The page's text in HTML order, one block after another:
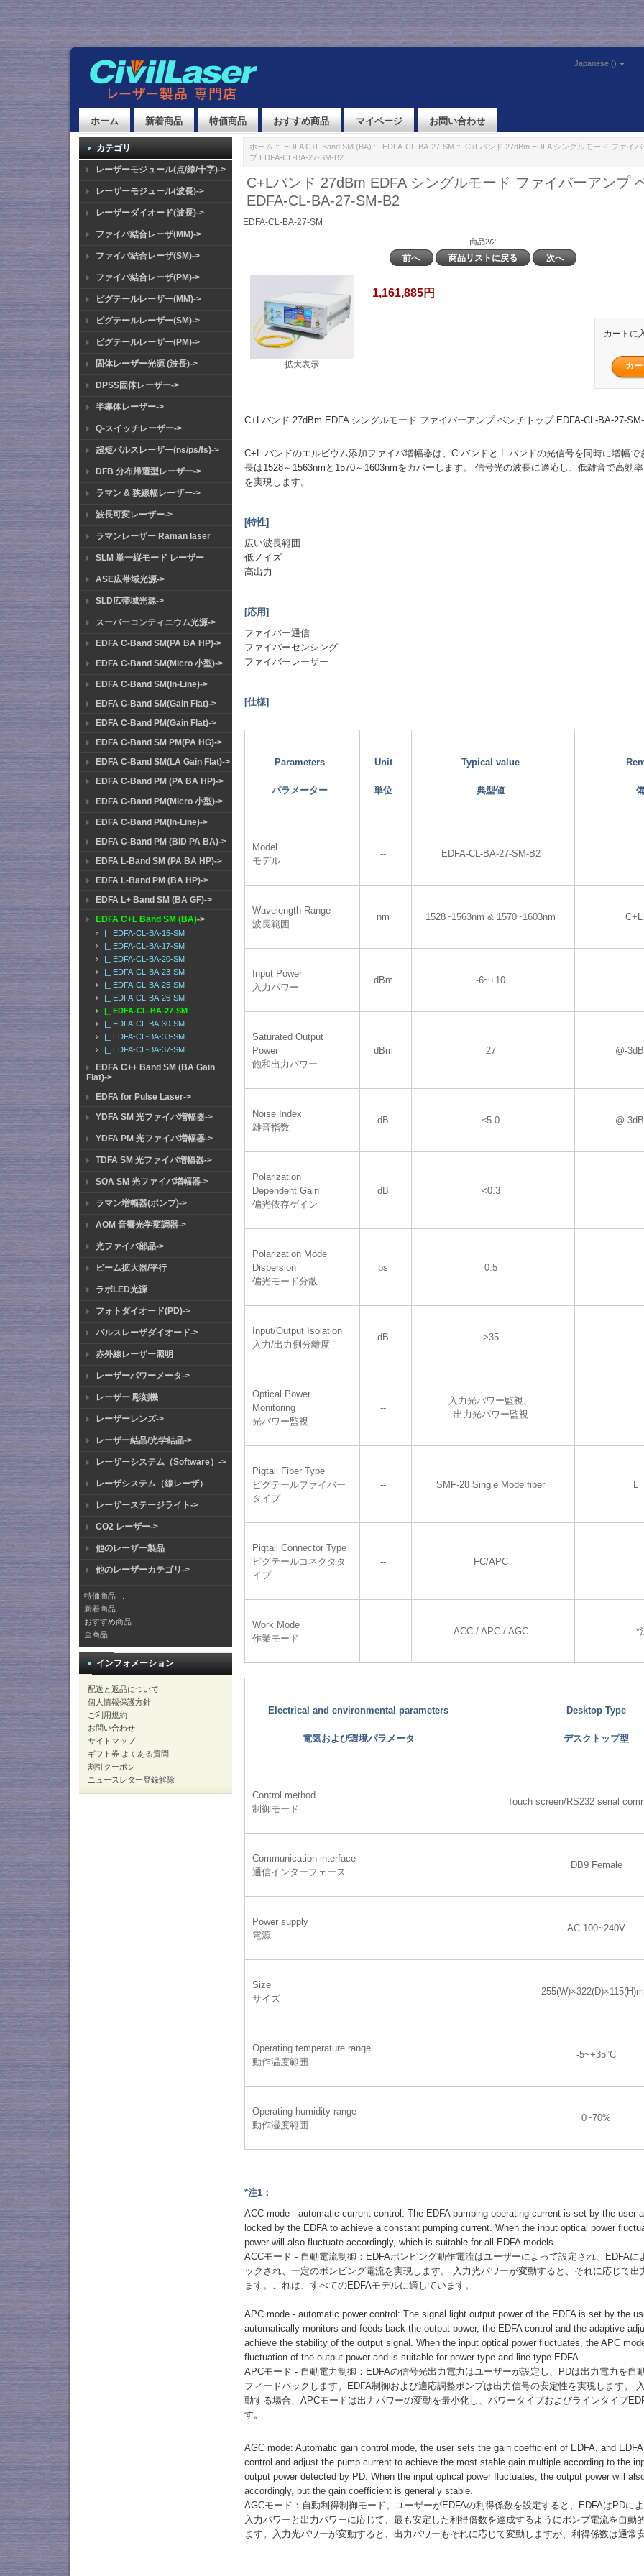
Japanese ()
ホーム 新着商品 特価商品 おすすめ商品 マイページ お問い合わせ
カテゴリ
レーザーモジュール(点/線/十字)->
レーザーモジュール(波長)->
レーザーダイオード(波長)->
ファイバ結合レーザ(MM)->
ファイバ結合レーザ(SM)->
ファイバ結合レーザ(PM)->
ピグテールレーザー(MM)->
ピグテールレーザー(SM)->
ピグテールレーザー(PM)->
固体レーザー光源 (波長)->
DPSS固体レーザー->
半導体レーザー->
Q-スイッチレーザー->
超短パルスレーザー(ns/ps/fs)->
DFB 分布帰還型レーザー->
ラマン & 狭線幅レーザー->
波長可変レーザー->
ラマンレーザー Raman laser
SLM 単一縦モード レーザー
ASE広帯域光源->
SLD広帯域光源->
スーパーコンティニウム光源->
EDFA C-Band SM(PA BA HP)->
EDFA C-Band SM(Micro 小型)->
EDFA C-Band SM(In-Line)->
EDFA C-Band SM(Gain Flat)->
EDFA C-Band PM(Gain Flat)->
EDFA C-Band SM PM(PA HG)->
EDFA C-Band SM(LA Gain Flat)->
EDFA C-Band PM (PA BA HP)->
EDFA C-Band PM(Micro 小型)->
EDFA C-Band PM(In-Line)->
EDFA C-Band PM (BiD PA BA)->
EDFA L-Band SM (PA BA HP)->
EDFA L-Band PM (BA HP)->
EDFA L+ Band SM (BA GF)->
EDFA C+L Band SM (BA)->
|_ EDFA-CL-BA-15-SM
|_ EDFA-CL-BA-17-SM
|_ EDFA-CL-BA-20-SM
|_ EDFA-CL-BA-23-SM
|_ EDFA-CL-BA-25-SM
|_ EDFA-CL-BA-26-SM
|_ EDFA-CL-BA-27-SM
|_ EDFA-CL-BA-30-SM
|_ EDFA-CL-BA-33-SM
|_ EDFA-CL-BA-37-SM
EDFA C++ Band SM (BA Gain
Flat)->
EDFA for Pulse Laser->
YDFA SM 光ファイバ増幅器->
YDFA PM 光ファイバ増幅器->
TDFA SM 光ファイバ増幅器->
SOA SM 光ファイバ増幅器->
ラマン増幅器(ポンプ)->
AOM 音響光学変調器->
光ファイバ部品->
ビーム拡大器/平行
ラボLED光源
フォトダイオード(PD)->
パルスレーザダイオード->
赤外線レーザー照明
レーザーパワーメータ->
レーザー 彫刻機
レーザーレンズ->
レーザー結晶/光学結晶->
レーザーシステム（Software）->
レーザシステム（線レーザ）
レーザーステージライト->
CO2 レーザー->
他のレーザー製品
他のレーザーカテゴリ->
特価商品 ...
新着商品...
おすすめ商品...
全商品...
インフォメーション
配送と返品について
個人情報保護方針
ご利用規約
お問い合わせ
サイトマップ
ギフト券 よくある質問
割引クーポン
ニュースレター登録解除
ホーム :: EDFA C+L Band SM (BA) :: EDFA-CL-BA-27-SM :: C+Lバンド 27dBm EDFA シングルモード ファイ
プ EDFA-CL-BA-27-SM-B2
C+Lバンド 27dBm EDFA シングルモード ファイバーアンプ
EDFA-CL-BA-27-SM-B2
EDFA-CL-BA-27-SM
商品2/2
前へ 商品リストに戻る 次へ
拡大表示
1,161,885円
カートに
C+Lバンド 27dBm EDFA シングルモード ファイバーアンプ ベンチトップ EDFA-CL-BA-27-
C+L バンドのエルビウム添加ファイバ増幅器は、C バンドと L バンドの光信号を同時に増幅で
長は1528～1563nmと1570～1603nmをカバーします。 信号光の波長に適応し、低雑音で高効
を実現します。
[特性]
広い波長範囲
低ノイズ
高出力
[応用]
ファイバー通信
ファイバーセンシング
ファイバーレーザー
[仕様]
Parameters
パラメーター
Unit
単位
Typical value
典型値
Model
モデル
-- EDFA-CL-BA-27-SM-B2
Wavelength Range
波長範囲
nm 1528~1563nm & 1570~1603nm
Input Power
入力パワー
dBm -6~+10
Saturated Output
Power
飽和出力パワー
dBm 27 @-
Noise Index
雑音指数
dB ≤5.0 @-
Polarization
Dependent Gain
偏光依存ゲイン
dB <0.3
Polarization Mode
Dispersion
偏光モード分散
ps 0.5
Input/Output Isolation
入力/出力側分離度
dB >35
Optical Power
Monitoring
光パワー監視
--
入力光パワー監視、
出力光パワー監視
Pigtail Fiber Type
ピグテールファイバー
タイプ
-- SMF-28 Single Mode fiber
Pigtail Connector Type
ピグテールコネクタタ
イプ
-- FC/APC
Work Mode
作業モード
-- ACC / APC / AGC *
Electrical and environmental parameters
電気および環境パラメータ
Desktop Type
デスクトップ型
Control method
制御モード
Touch screen/RS232 serial
Communication interface
通信インターフェース
DB9 Female
Power supply
電源
AC 100~240V
Size
サイズ
Operating temperature range
動作温度範囲
-5~+35°C
Operating humidity range
動作湿度範囲
0~70%
*注1：
ACC mode - automatic current control: The EDFA pumping operating current is set by the user
locked by the EDFA to achieve a constant pumping current. When the input optical power
power will also fluctuate accordingly, which is suitable for all EDFA models.
ACCモード - 自動電流制御：EDFAポンピング動作電流はユーザーによって設定され、EDFAに
ックされ、一定のポンピング電流を実現します。 入力光パワーが変動すると、それに応じて出
ます。これは、すべてのEDFAモデルに適しています。
APC mode - automatic power control: The signal light output power of the EDFA is set by the
automatically monitors and feeds back the output power, the EDFA control and the adaptive
achieve the stability of the output signal. When the input optical power fluctuates, the APC
fluctuation of the output power and is suitable for power type and line type EDFA.
APCモード - 自動電力制御：EDFAの信号光出力電力はユーザーが設定し、PDは出力電力を自
フィードバックします。EDFA制御および適応調整ポンプは出力信号の安定性を実現します。
動する場合、APCモードは出力パワーの変動を最小化し、パワータイプおよびラインタイプ
す。
AGC mode: Automatic gain control mode, the user sets the gain coefficient of EDFA, and
control and adjust the pump current to achieve the most stable gain multiple according to the
output power detected by PD. When the input optical power fluctuates, the output power will
accordingly, but the gain coefficient is generally stable.
AGCモード：自動利得制御モード。ユーザーがEDFAの利得係数を設定すると、EDFAはPDに
入力パワーと出力パワーに応じて、最も安定した利得倍数を達成するようにポンプ電流を自動
ます。入力光パワーが変動すると、出力パワーもそれに応じて変動しますが、利得係数は通常